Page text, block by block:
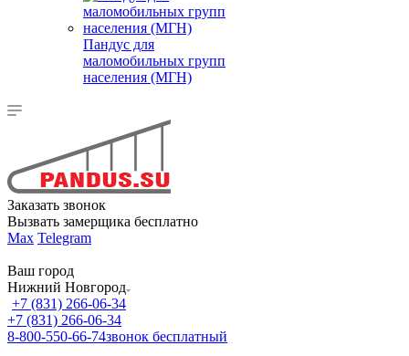
Пандус для
маломобильных групп
населения (МГН)
Заказать звонок
Вызвать замерщика бесплатно
Max Telegram
Ваш город
Нижний Новгород
+7 (831) 266-06-34
+7 (831) 266-06-34
8-800-550-66-74звонок бесплатный